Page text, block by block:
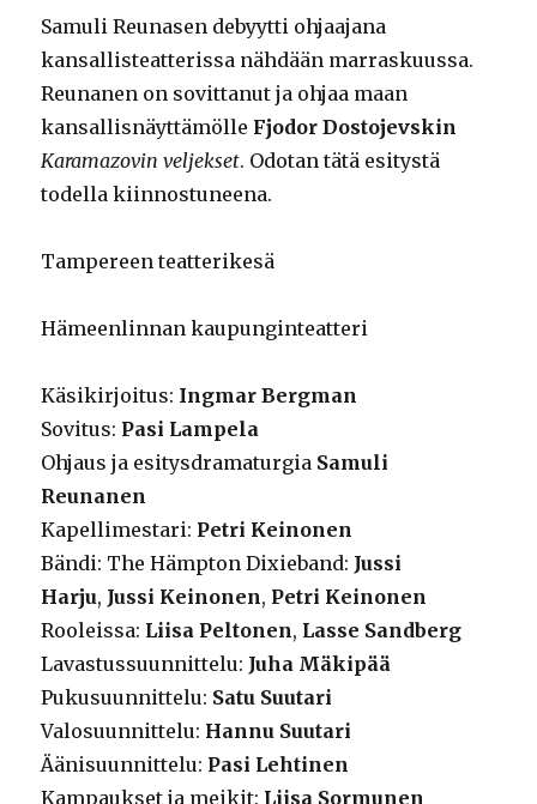
Samuli Reunasen debyytti ohjaajana
kansallisteatterissa nähdään marraskuussa.
Reunanen on sovittanut ja ohjaa maan
kansallisnäyttämölle Fjodor Dostojevskin
Karamazovin veljekset. Odotan tätä esitystä
todella kiinnostuneena.
Tampereen teatterikesä
Hämeenlinnan kaupunginteatteri
Käsikirjoitus: Ingmar Bergman
Sovitus: Pasi Lampela
Ohjaus ja esitysdramaturgia Samuli
Reunanen
Kapellimestari: Petri Keinonen
Bändi: The Hämpton Dixieband: Jussi
Harju, Jussi Keinonen, Petri Keinonen
Rooleissa: Liisa Peltonen, Lasse Sandberg
Lavastussuunnittelu: Juha Mäkipää
Pukusuunnittelu: Satu Suutari
Valosuunnittelu: Hannu Suutari
Äänisuunnittelu: Pasi Lehtinen
Kampaukset ja meikit: Liisa Sormunen